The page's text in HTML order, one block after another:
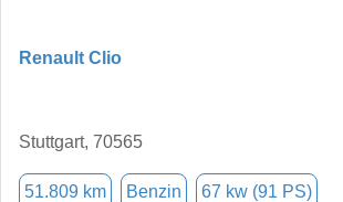
Renault Clio
Stuttgart, 70565
51.809 km Benzin 67 kw (91 PS)